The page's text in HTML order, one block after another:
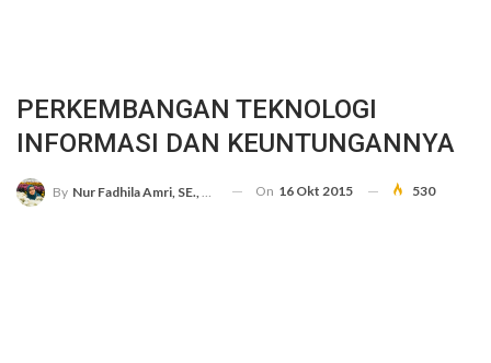
PERKEMBANGAN TEKNOLOGI
INFORMASI DAN KEUNTUNGANNYA
By Nur Fadhila Amri, SE., Ak., M.Si On 16 Okt 2015 530